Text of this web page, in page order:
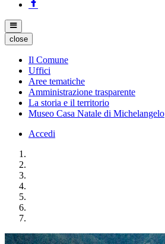
close
Il Comune
Uffici
Aree tematiche
Amministrazione trasparente
La storia e il territorio
Museo Casa Natale di Michelangelo
Accedi